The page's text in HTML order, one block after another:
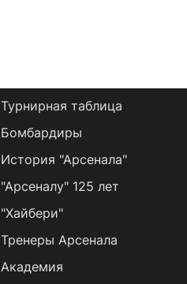
Турнирная таблица
Бомбардиры
История "Арсенала"
"Арсеналу" 125 лет
"Хайбери"
Тренеры Арсенала
Академия